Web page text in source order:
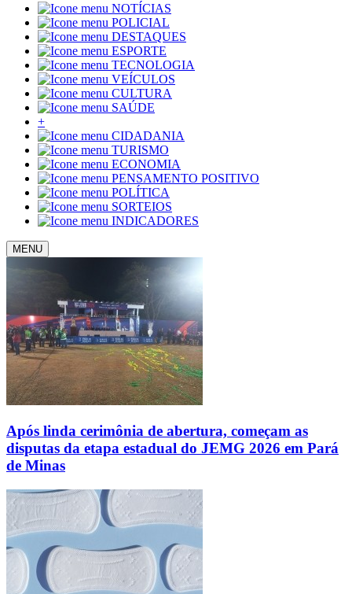
NOTÍCIAS
POLICIAL
DESTAQUES
ESPORTE
TECNOLOGIA
VEÍCULOS
CULTURA
SAÚDE
+
CIDADANIA
TURISMO
ECONOMIA
PENSAMENTO POSITIVO
POLÍTICA
SORTEIOS
INDICADORES
MENU
Após linda cerimônia de abertura, começam as
disputas da etapa estadual do JEMG 2026 em Pará
de Minas